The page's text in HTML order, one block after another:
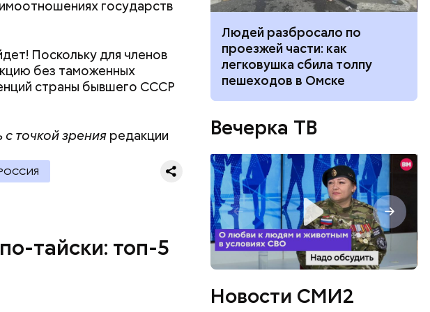
государств
Поскольку для членов
без таможенных
страны бывшего СССР
точкой зрения редакции
тайски: топ-5
что существует
японский напиток сбросить
лишний вес
Людей разбросало по
проезжей части: как
легковушка сбила толпу
пешеходов в Омске
Вечерка ТВ
Новости СМИ2